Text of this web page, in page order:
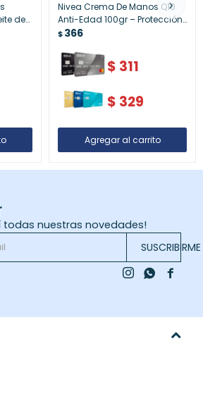
de
Nivea Crema De Manos Q10
Anti-Edad 100gr – Protección
Y Rejuvenecimiento
$366
$ 311
$ 329
todas nuestras novedades!
SUSCRIBIRME

 